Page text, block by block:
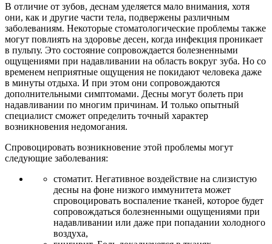
В отличие от зубов, деснам уделяется мало внимания, хотя
они, как и другие части тела, подвержены различным
заболеваниям. Некоторые стоматологические проблемы также
могут повлиять на здоровье десен, когда инфекция проникает
в пульпу. Это состояние сопровождается болезненными
ощущениями при надавливании на область вокруг зуба. Но со
временем неприятные ощущения не покидают человека даже
в минуты отдыха. И при этом они сопровождаются
дополнительными симптомами. Десны могут болеть при
надавливании по многим причинам. И только опытный
специалист сможет определить точный характер
возникновения недомогания.
Спровоцировать возникновение этой проблемы могут
следующие заболевания:
стоматит. Негативное воздействие на слизистую
десны на фоне низкого иммунитета может
спровоцировать воспаление тканей, которое будет
сопровождаться болезненными ощущениями при
надавливании или даже при попадании холодного
воздуха,